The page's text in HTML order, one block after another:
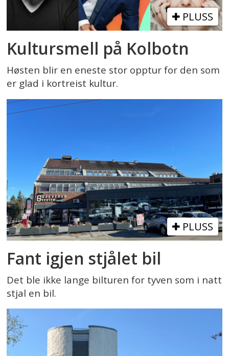
PLUSS
Kultursmell på Kolbotn
Høsten blir en eneste stor opptur for den som
er glad i kortreist kultur.
PLUSS
Fant igjen stjålet bil
Det ble ikke lange bilturen for tyven som i natt
stjal en bil.